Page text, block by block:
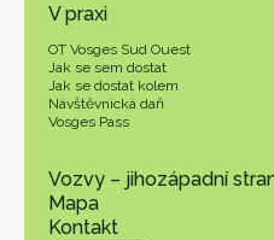
V praxi
OT Vosges Sud Ouest
Jak se sem dostat
Jak se dostat kolem
Návštěvnická daň
Vosges Pass
Vozvy – jihozápadní
Mapa
Kontakt